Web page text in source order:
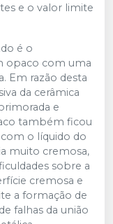
e o valor limite
é o
opaco com uma
Em razão desta
da cerâmica
e
também ficou
o líquido do
muito cremosa,
sobre a
cremosa e
a formação de
falhas da união